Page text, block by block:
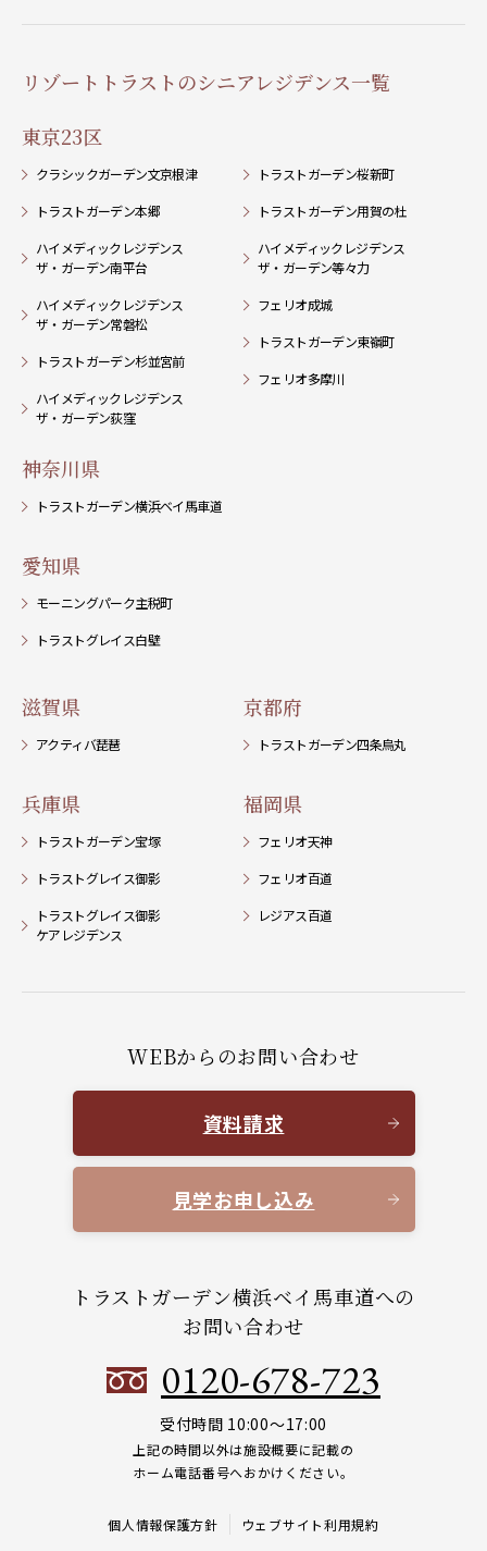
リゾートトラストのシニアレジデンス一覧
東京23区
クラシックガーデン文京根津
トラストガーデン本郷
ハイメディックレジデンス
ザ・ガーデン南平台
ハイメディックレジデンス
ザ・ガーデン常磐松
トラストガーデン杉並宮前
ハイメディックレジデンス
ザ・ガーデン荻窪
トラストガーデン桜新町
トラストガーデン用賀の杜
ハイメディックレジデンス
ザ・ガーデン等々力
フェリオ成城
トラストガーデン東嶺町
フェリオ多摩川
神奈川県
トラストガーデン横浜ベイ馬車道
愛知県
モーニングパーク主税町
トラストグレイス白壁
滋賀県
アクティバ琵琶
京都府
トラストガーデン四条烏丸
兵庫県
トラストガーデン宝塚
トラストグレイス御影
トラストグレイス御影
ケアレジデンス
福岡県
フェリオ天神
フェリオ百道
レジアス百道
トラストガーデン横浜ベイ馬車道への
お問い合わせ
0120-678-723
受付時間 10:00～17:00
上記の時間以外は施設概要に記載の
ホーム電話番号へおかけください。
WEBからのお問い合わせ
資料請求
見学お申し込み
個人情報保護方針 ウェブサイト利用規約